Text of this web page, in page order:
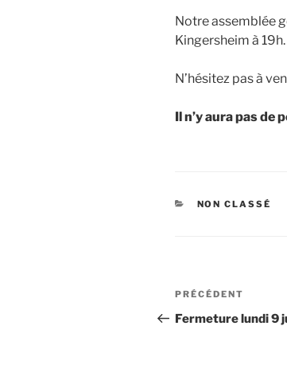
Notre assemblée
Kingersheim à 19h.
N’hésitez pas à
Il n’y aura pas de
CATÉGORIES
NON CLASSÉ
Navigation
de
Article
précédent
PRÉCÉDENT
Fermeture lundi 9